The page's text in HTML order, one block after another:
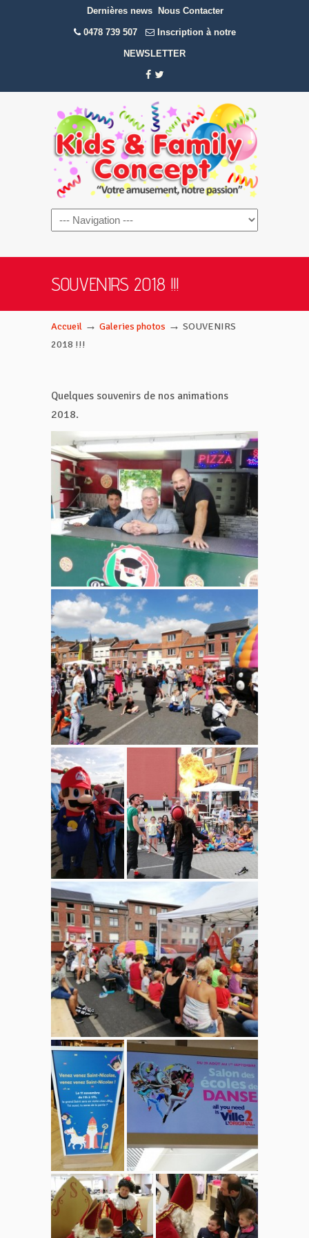
Dernières news Nous Contacter
0478 739 507 Inscription à notre
NEWSLETTER
Navigation
SOUVENIRS 2018 !!!
Accueil → Galeries photos → SOUVENIRS
2018 !!!
Quelques souvenirs de nos animations
2018.